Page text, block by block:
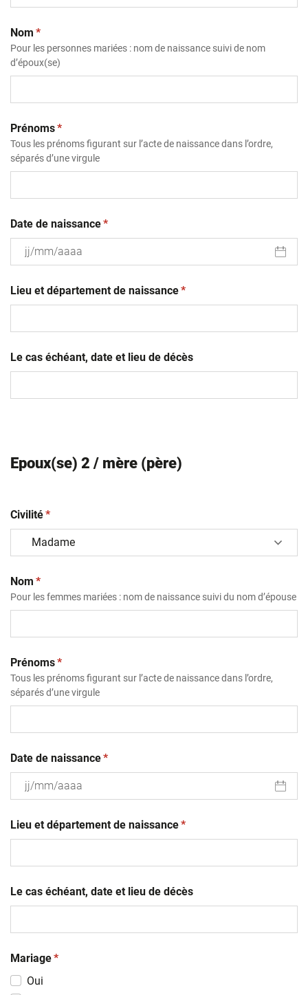
Nom (obligatoire)
*
Pour les personnes mariées : nom de naissance suivi de nom
d’époux(se)
Prénoms(obligatoire)
*
Tous les prénoms figurant sur l’acte de naissance dans l’ordre,
séparés d’une virgule
Date de naissance(obligatoire)
*
slash
MM
Lieu et département de naissance(obligatoire)
*
Le cas échéant, date et lieu de décès
Epoux(se) 2 / mère (père)
Civilité(obligatoire)
*
Nom (obligatoire)
*
Pour les femmes mariées : nom de naissance suivi du nom d’épouse
Prénoms(obligatoire)
*
Tous les prénoms figurant sur l’acte de naissance dans l’ordre,
séparés d’une virgule
Date de naissance(obligatoire)
*
slash
MM
Lieu et département de naissance(obligatoire)
*
Le cas échéant, date et lieu de décès
Mariage(obligatoire)
*
Oui